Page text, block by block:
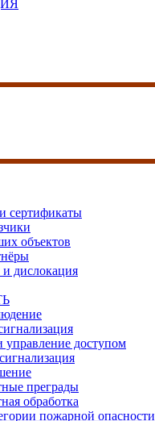
сертификаты
объектов
дислокация
управление доступом
преграды
обработка
пожарной опасности